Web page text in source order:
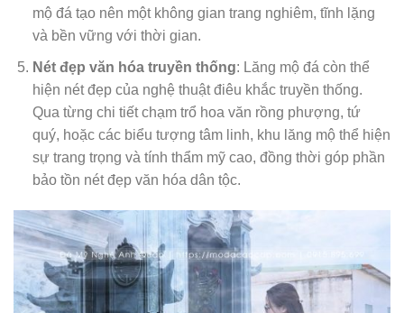
mộ đá tạo nên một không gian trang nghiêm, tĩnh lặng
và bền vững với thời gian.
Nét đẹp văn hóa truyền thống: Lăng mộ đá còn thể
hiện nét đẹp của nghệ thuật điêu khắc truyền thống.
Qua từng chi tiết chạm trổ hoa văn rồng phượng, tứ
quý, hoặc các biểu tượng tâm linh, khu lăng mộ thể hiện
sự trang trọng và tính thẩm mỹ cao, đồng thời góp phần
bảo tồn nét đẹp văn hóa dân tộc.